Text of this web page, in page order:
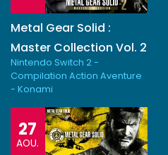
Metal Gear Solid :
Master Collection Vol. 2
Nintendo Switch 2 -
Compilation Action Aventure
- Konami
27
AOU.